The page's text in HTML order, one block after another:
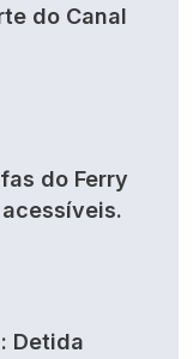
do Canal
do Ferry
Detida